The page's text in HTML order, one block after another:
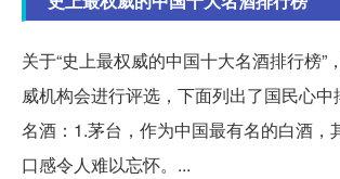
关于“史上最权威的中国十大名酒排行榜”
威机构会进行评选，下面列出了国民心中
名酒：1.茅台，作为中国最有名的白酒，
口感令人难以忘怀。...